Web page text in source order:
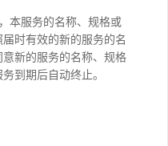
本服务的名称、规格或
时有效的新的服务的名
新的服务的名称、规格
到期后自动终止。